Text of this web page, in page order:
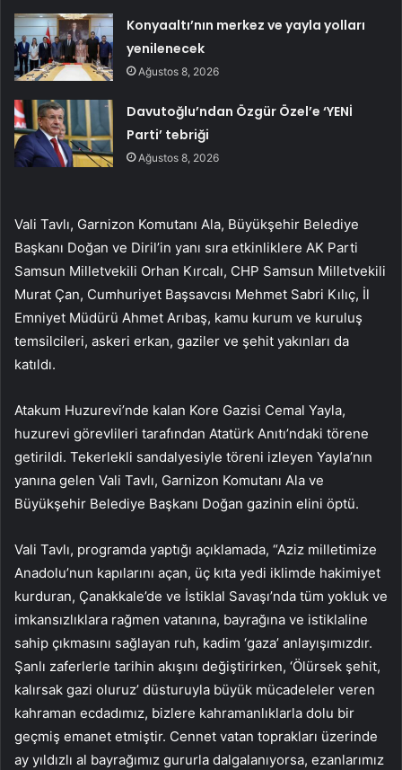
Konyaaltı’nın merkez ve yayla yolları
yenilenecek
Ağustos 8, 2026
Davutoğlu’ndan Özgür Özel’e ‘YENİ
Parti’ tebriği
Ağustos 8, 2026
Vali Tavlı, Garnizon Komutanı Ala, Büyükşehir Belediye
Başkanı Doğan ve Diril’in yanı sıra etkinliklere AK Parti
Samsun Milletvekili Orhan Kırcalı, CHP Samsun Milletvekili
Murat Çan, Cumhuriyet Başsavcısı Mehmet Sabri Kılıç, İl
Emniyet Müdürü Ahmet Arıbaş, kamu kurum ve kuruluş
temsilcileri, askeri erkan, gaziler ve şehit yakınları da
katıldı.
Atakum Huzurevi’nde kalan Kore Gazisi Cemal Yayla,
huzurevi görevlileri tarafından Atatürk Anıtı’ndaki törene
getirildi. Tekerlekli sandalyesiyle töreni izleyen Yayla’nın
yanına gelen Vali Tavlı, Garnizon Komutanı Ala ve
Büyükşehir Belediye Başkanı Doğan gazinin elini öptü.
Vali Tavlı, programda yaptığı açıklamada, “Aziz milletimize
Anadolu’nun kapılarını açan, üç kıta yedi iklimde hakimiyet
kurduran, Çanakkale’de ve İstiklal Savaşı’nda tüm yokluk ve
imkansızlıklara rağmen vatanına, bayrağına ve istiklaline
sahip çıkmasını sağlayan ruh, kadim ‘gaza’ anlayışımızdır.
Şanlı zaferlerle tarihin akışını değiştirirken, ‘Ölürsek şehit,
kalırsak gazi oluruz’ düsturuyla büyük mücadeleler veren
kahraman ecdadımız, bizlere kahramanlıklarla dolu bir
geçmiş emanet etmiştir. Cennet vatan toprakları üzerinde
ay yıldızlı al bayrağımız gururla dalgalanıyorsa, ezanlarımız